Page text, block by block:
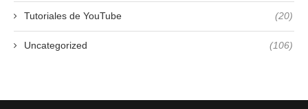
Tutoriales de YouTube (20)
Uncategorized (106)